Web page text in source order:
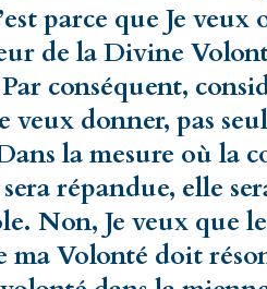
parce que Je
de la Divine
conséquent,
veux donner, pas
la mesure où la
répandue, elle
Non, Je veux que
ma Volonté doit